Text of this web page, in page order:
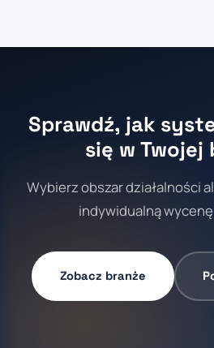
Sprawdź, jak
się w Twojej
Wybierz obszar działalności
indywidualną
Zobacz branże